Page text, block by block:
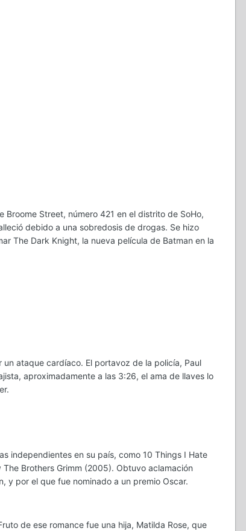
Broome Street, número 421 en el distrito de SoHo,
debido a una sobredosis de drogas. Se hizo
The Dark Knight, la nueva película de Batman en la
ataque cardíaco. El portavoz de la policía, Paul
aproximadamente a las 3:26, el ama de llaves lo
independientes en su país, como 10 Things I Hate
Brothers Grimm (2005). Obtuvo aclamación
y por el que fue nominado a un premio Oscar.
de ese romance fue una hija, Matilda Rose, que